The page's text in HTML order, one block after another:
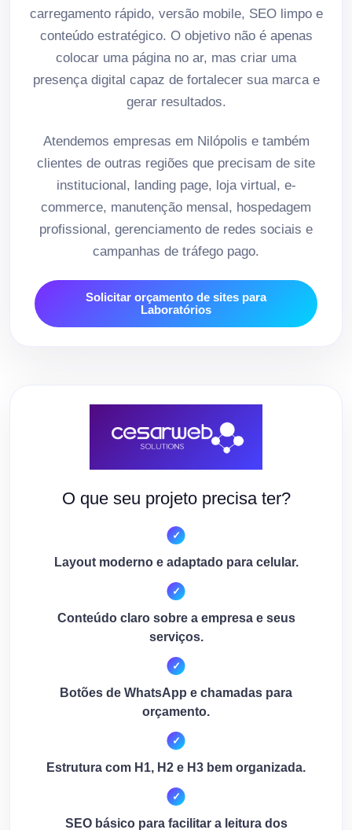
carregamento rápido, versão mobile, SEO limpo e
conteúdo estratégico. O objetivo não é apenas
colocar uma página no ar, mas criar uma
presença digital capaz de fortalecer sua marca e
gerar resultados.
Atendemos empresas em Nilópolis e também
clientes de outras regiões que precisam de site
institucional, landing page, loja virtual, e-
commerce, manutenção mensal, hospedagem
profissional, gerenciamento de redes sociais e
campanhas de tráfego pago.
Solicitar orçamento de sites para
Laboratórios
O que seu projeto precisa ter?
Layout moderno e adaptado para celular.
Conteúdo claro sobre a empresa e seus
serviços.
Botões de WhatsApp e chamadas para
orçamento.
Estrutura com H1, H2 e H3 bem organizada.
SEO básico para facilitar a leitura dos